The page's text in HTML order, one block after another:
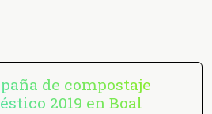
de compostaje
2019 en Boal